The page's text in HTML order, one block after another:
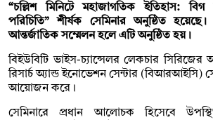
“চল্লিশ মিনিটে মহাজাগতিক ইতিহাস: বিগ
পরিচিতি” শীর্ষক সেমিনার অনুষ্ঠিত
আন্তর্জাতিক সম্মেলন হলে এটি অনুষ্ঠিত হয়।
বিইউবিটি ভাইস-চ্যান্সেলর লেকচার সিরিজের
রিসার্চ অ্যান্ড ইনোভেশন সেন্টার (বিআরআইসি)
আয়োজন করে।
সেমিনারে প্রধান আলোচক হিসেবে